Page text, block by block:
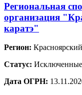
Региональная
организация
каратэ"
Регион:
Статус: Исключенные
Дата ОГРН: